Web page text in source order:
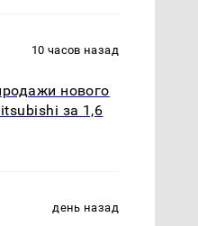
10 часов назад
нового
за 1,6
день назад